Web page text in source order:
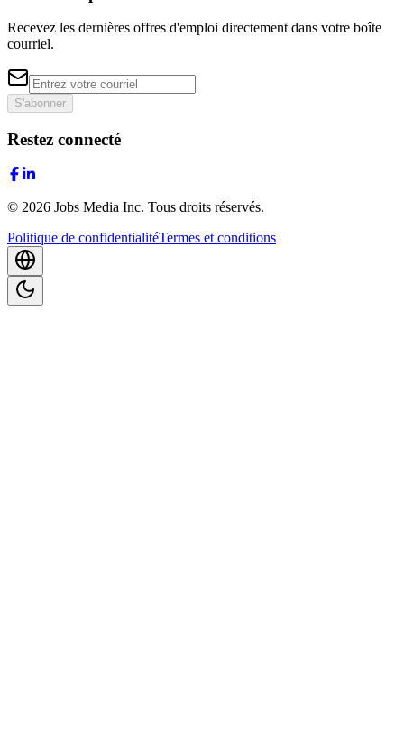
Recevez les dernières offres d'emploi directement dans votre boîte
courriel.
S'abonner
Restez connecté
© 2026 Jobs Media Inc. Tous droits réservés.
Politique de confidentialitéTermes et conditions